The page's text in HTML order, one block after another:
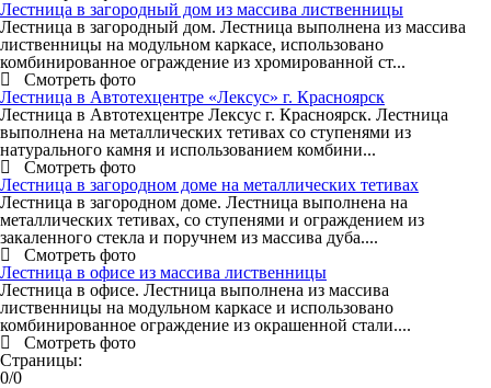
Лестница в загородный дом из массива лиственницы
Лестница в загородный дом. Лестница выполнена из массива
лиственницы на модульном каркасе, использовано
комбинированное ограждение из хромированной ст...

Смотреть фото
Лестница в Автотехцентре «Лексус» г. Красноярск
Лестница в Автотехцентре Лексус г. Красноярск. Лестница
выполнена на металлических тетивах со ступенями из
натурального камня и использованием комбини...

Смотреть фото
Лестница в загородном доме на металлических тетивах
Лестница в загородном доме. Лестница выполнена на
металлических тетивах, со ступенями и ограждением из
закаленного стекла и поручнем из массива дуба....

Смотреть фото
Лестница в офисе из массива лиственницы
Лестница в офисе. Лестница выполнена из массива
лиственницы на модульном каркасе и использовано
комбинированное ограждение из окрашенной стали....

Смотреть фото
Страницы:
0/0